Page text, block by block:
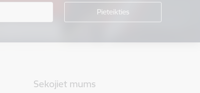
Sekojiet mums